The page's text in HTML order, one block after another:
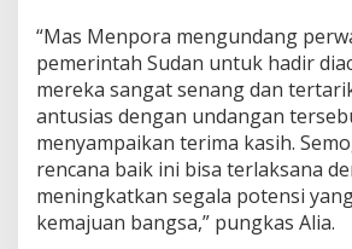
“Mas Menpora mengundang
pemerintah Sudan untuk hadir
mereka sangat senang dan
antusias dengan undangan
menyampaikan terima kasih.
rencana baik ini bisa terlaksana
meningkatkan segala potensi
kemajuan bangsa,” pungkas Alia.